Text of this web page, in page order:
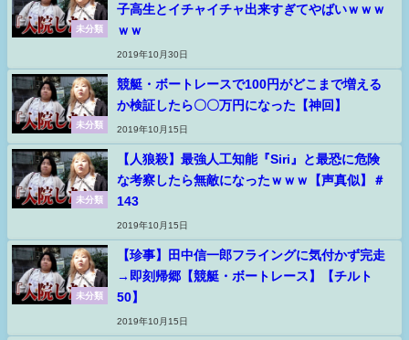
未分類
子高生とイチャイチャ出来すぎてやばいｗｗｗ
ｗｗ
2019年10月30日
未分類
競艇・ボートレースで100円がどこまで増える
か検証したら〇〇万円になった【神回】
2019年10月15日
未分類
【人狼殺】最強人工知能『Siri』と最恐に危険
な考察したら無敵になったｗｗｗ【声真似】＃
143
2019年10月15日
未分類
【珍事】田中信一郎フライングに気付かず完走
→即刻帰郷【競艇・ボートレース】【チルト
50】
2019年10月15日